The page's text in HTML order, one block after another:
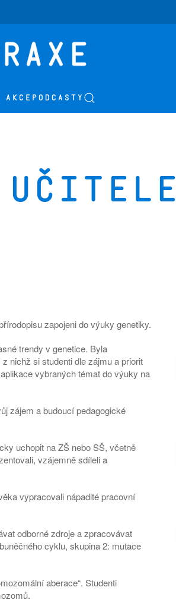
PODCASTY
učitele
zapojeni do výuky genetiky.
trendy v genetice. Byla
nichž si studenti dle zájmu a priorit
vybraných témat do výuky na
zájem a budoucí pedagogické
uchopit na ZŠ nebo SŠ, včetně
vzájemně sdíleli a
vypracovali nápadité pracovní
odborné zdroje a zpracovávat
cyklu, skupina 2: mutace
aberace“. Studenti